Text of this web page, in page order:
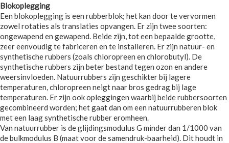
Blokoplegging
Een blokoplegging is een rubberblok; het kan door te vervormen
zowel rotaties als translaties opvangen. Er zijn twee soorten:
ongewapend en gewapend. Beide zijn, tot een bepaalde grootte,
zeer eenvoudig te fabriceren en te installeren. Er zijn natuur- en
synthetische rubbers (zoals chloropreen en chlorobutyl). De
synthetische rubbers zijn beter bestand tegen ozon en andere
weersinvloeden. Natuurrubbers zijn geschikter bij lagere
temperaturen, chloropreen neigt naar bros gedrag bij lage
temperaturen. Er zijn ook opleggingen waarbij beide rubbersoorten
gecombineerd worden; het gaat dan om een natuurrubberen blok
met een laag synthetische rubber eromheen.
Van natuurrubber is de glijdingsmodulus G minder dan 1/1000 van
de bulkmodulus B (maat voor de samendruk-baarheid). Dit houdt in